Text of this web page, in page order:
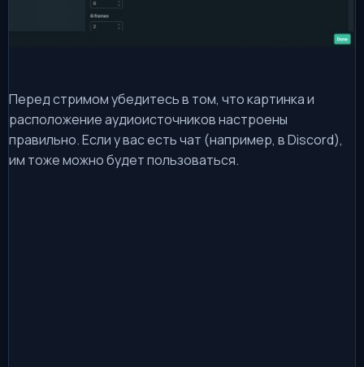
Перед стримом убедитесь в том, что картинка и
расположение аудиоисточников настроены
правильно. Если у вас есть чат (например, в Discord),
им тоже можно будет пользоваться.